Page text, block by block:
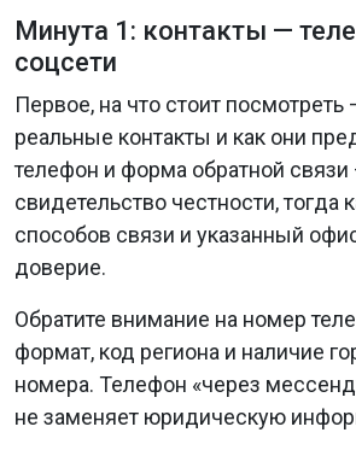
Минута 1: контакты —
соцсети
Первое, на что стоит
реальные контакты и как они
телефон и форма обратной связи
свидетельство честности, тогда
способов связи и указанный
доверие.
Обратите внимание на номер
формат, код региона и наличие
номера. Телефон «через
не заменяет юридическую